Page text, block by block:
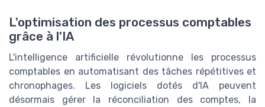
L'optimisation des processus comptables
grâce à l'IA
L'intelligence artificielle révolutionne les processus
comptables en automatisant des tâches répétitives et
chronophages. Les logiciels dotés d'IA peuvent
désormais gérer la réconciliation des comptes, la